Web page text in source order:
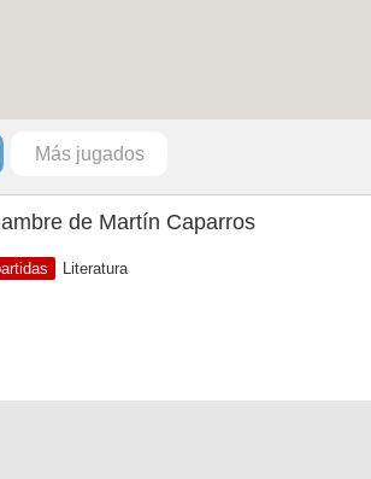
Más jugados
de Martín Caparros
Literatura